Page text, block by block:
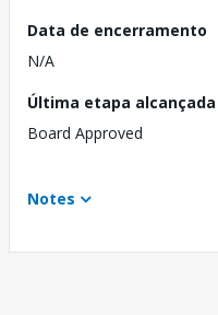
Data de encerramento
N/A
Última etapa alcançada
Board Approved
Notes